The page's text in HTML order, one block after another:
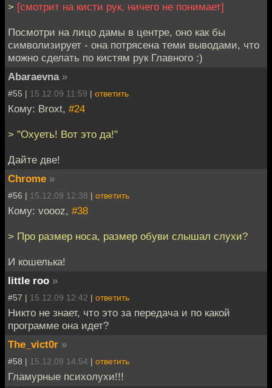
> [смотрит на кисти рук, ничего не понимает]
Посмотри на лицо дамы в центре, оно как бы
символизирует - она потрясена теми выводами, что
можно сделать по кистям рук Главного :)
Abaraevna »
#55 | 15.12.09 11:59 | ответить
Кому: Broxt, #24
> "Охуеть! Вот это да!"
Дайте две!
Chrome »
#56 | 15.12.09 12:38 | ответить
Кому: voooz, #38
> Про размер носа, размер обуви слышал слухи?
И кошелька!
little roo »
#57 | 15.12.09 12:42 | ответить
Никто не знает, что это за передача и по какой
программе она идет?
The_vict0r »
#58 | 15.12.09 14:54 | ответить
Гламурные психолухи!!!